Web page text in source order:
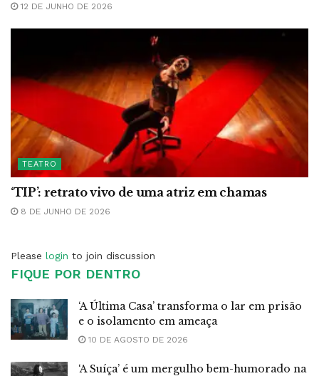
12 DE JUNHO DE 2026
TEATRO
‘TIP’: retrato vivo de uma atriz em chamas
8 DE JUNHO DE 2026
Please login to join discussion
FIQUE POR DENTRO
‘A Última Casa’ transforma o lar em prisão
e o isolamento em ameaça
10 DE AGOSTO DE 2026
‘A Suíça’ é um mergulho bem-humorado na